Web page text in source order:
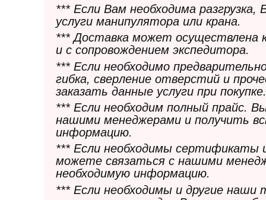
*** Если Вам необходима
услуги манипулятора или крана.
*** Доставка может осуществлена
и с сопровождением экспедитора.
*** Если необходимо
гибка, сверление отверстий и
заказать данные услуги при покупке.
*** Если необходим полный прайс.
нашими менеджерами и получить
информацию.
*** Если необходимы сертификаты
можете связаться с нашими
необходимую информацию.
*** Если необходимы и другие